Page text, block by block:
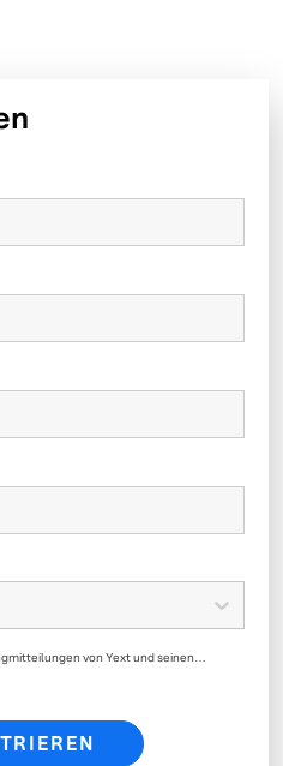
von Yext und seinen
Veranstaltungen, Angebote,